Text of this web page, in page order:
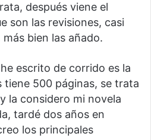
después viene el
son las revisiones, casi
bien las añado.
escrito de corrido es la
tiene 500 páginas, se trata
y la considero mi novela
tardé dos años en
los principales